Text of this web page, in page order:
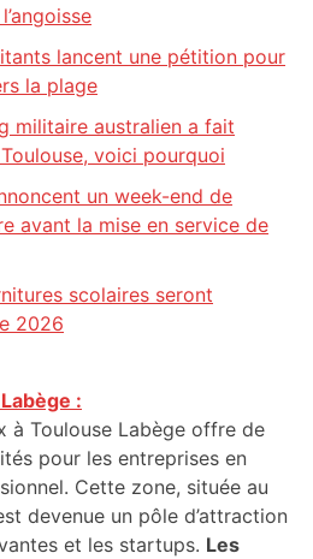
lancent une pétition pour
la plage
militaire australien a fait
voici pourquoi
un week-end de
avant la mise en service de
scolaires seront
2026
:
à Toulouse Labège offre de
pour les entreprises en
Cette zone, située au
devenue un pôle d’attraction
et les startups. Les